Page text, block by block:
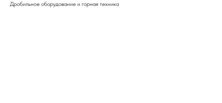
Дробильное оборудование и горная техника